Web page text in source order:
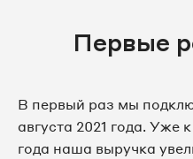
Первые
В первый раз мы
августа 2021 года. Уже
года наша выручка